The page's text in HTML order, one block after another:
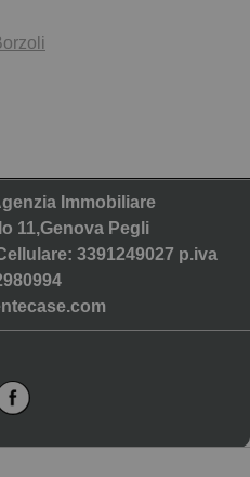
Immobiliare
11,Genova Pegli
3391249027 p.iva